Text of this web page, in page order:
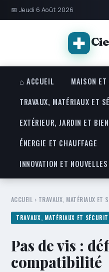
📅 Jeudi 6 Août 2026
⌂ ACCUEIL
MAISON ET
TRAVAUX, MATÉRIAUX ET
EXTÉRIEUR, JARDIN ET
ÉNERGIE ET CHAUFFAGE
INNOVATION ET
ACCUEIL › TRAVAUX, MATÉRIAUX ET
TRAVAUX, MATÉRIAUX ET
Pas de vis :
compatibilité